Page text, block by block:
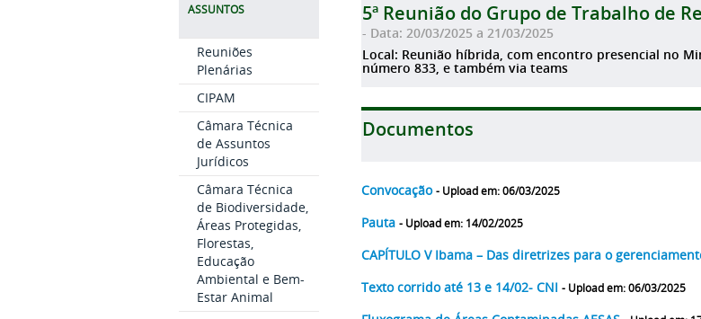
ASSUNTOS
Reuniões
Plenárias
CIPAM
Câmara Técnica
de Assuntos
Jurídicos
Câmara Técnica
de Biodiversidade,
Áreas Protegidas,
Florestas,
Educação
Ambiental e Bem-
Estar Animal
5ª Reunião do Grupo de Trabalho de
- Data: 20/03/2025 a 21/03/2025
Local: Reunião híbrida, com encontro presencial no
número 833, e também via teams
Documentos
Convocação - Upload em: 06/03/2025
Pauta - Upload em: 14/02/2025
CAPÍTULO V Ibama – Das diretrizes para o
Texto corrido até 13 e 14/02- CNI - Upload em: 06/03/2025